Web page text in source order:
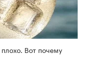
Вот почему